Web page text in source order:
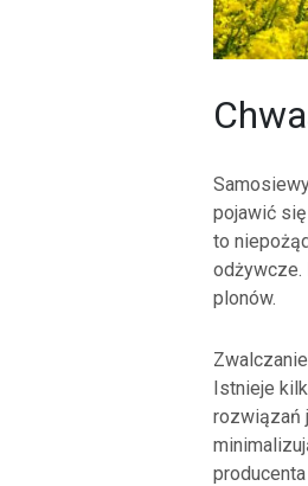
pojawić
to
odżywcze.
plonów.
Istnieje
rozwiązań